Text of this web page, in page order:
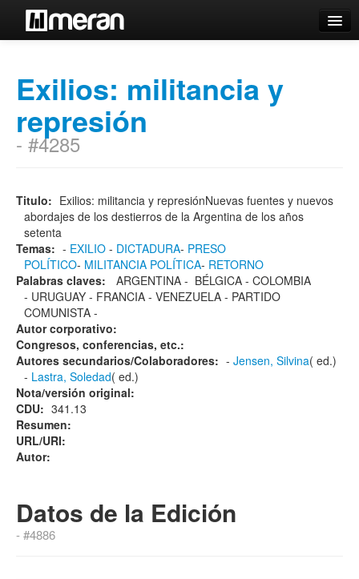
Búsqueda Avanzada
Estantes Virtuales
Contacto
Iniciar sesión
Exilios: militancia y
represión
- #4285
Titulo: Exilios: militancia y represiónNuevas fuentes y nuevos
abordajes de los destierros de la Argentina de los años
setenta
Temas: - EXILIO - DICTADURA- PRESO
POLÍTICO- MILITANCIA POLÍTICA- RETORNO
Palabras claves:
ARGENTINA - BÉLGICA - COLOMBIA
- URUGUAY - FRANCIA - VENEZUELA - PARTIDO
COMUNISTA -
Autor corporativo:
Congresos, conferencias, etc.:
Autores secundarios/Colaboradores: - Jensen, Silvina( ed.)
- Lastra, Soledad( ed.)
Nota/versión original:
CDU: 341.13
Resumen:
URL/URI:
Autor:
Datos de la Edición
- #4886